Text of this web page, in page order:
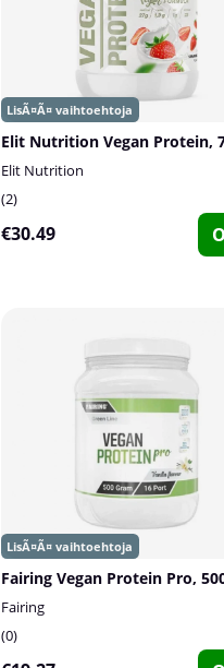
Elit Nutrition Vegan Protein,
Elit Nutrition
2
€30.49
Fairing Vegan Protein Pro,
Fairing
0